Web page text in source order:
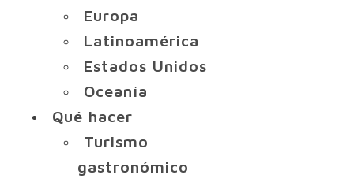
Europa
Latinoamérica
Estados Unidos
Oceanía
Qué hacer
Turismo
gastronómico